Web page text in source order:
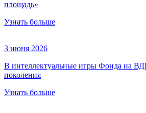
площадь»
Узнать больше
3 июня 2026
В интеллектуальные игры Фонда на
поколения
Узнать больше